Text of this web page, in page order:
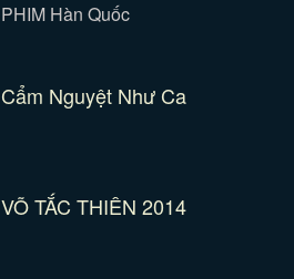
PHIM Hàn Quốc
Cẩm Nguyệt Như Ca
VÕ TẮC THIÊN 2014